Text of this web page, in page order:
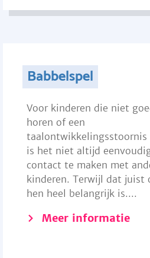
Babbelspel
Voor kinderen die niet
horen of een
taalontwikkelingsstoornis
is het niet altijd
contact te maken met
kinderen. Terwijl dat juist
hen heel belangrijk is....
Meer informatie